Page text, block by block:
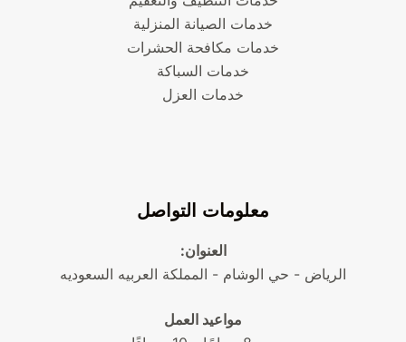
خدمات الصيانة المنزلية
خدمات مكافحة الحشرات
خدمات السباكة
خدمات العزل
معلومات التواصل
العنوان:
الرياض - حي الوشام - المملكة العربيه السعوديه
مواعيد العمل